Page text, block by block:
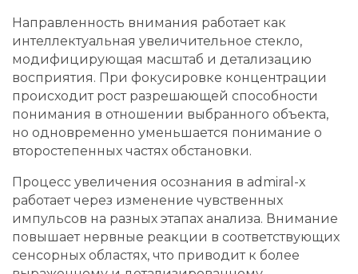
Направленность внимания работает как
интеллектуальная увеличительное стекло,
модифицирующая масштаб и детализацию
восприятия. При фокусировке концентрации
происходит рост разрешающей способности
понимания в отношении выбранного объекта,
но одновременно уменьшается понимание о
второстепенных частях обстановки.
Процесс увеличения осознания в admiral-x
работает через изменение чувственных
импульсов на разных этапах анализа. Внимание
повышает нервные реакции в соответствующих
сенсорных областях, что приводит к более